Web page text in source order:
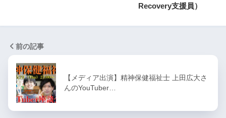
Recovery支援員）
前の記事
【メディア出演】精神保健福祉士 上田広大さ
んのYouTuber…